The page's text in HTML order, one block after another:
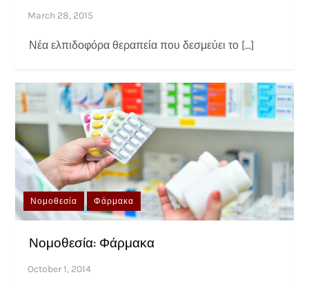
Νέα ελπιδοφόρα θεραπεία που δεσμεύει το […]
Νομοθεσία Φάρμακα
Νομοθεσία: Φάρμακα